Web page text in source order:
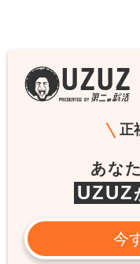
正
あな
UZUZ
今